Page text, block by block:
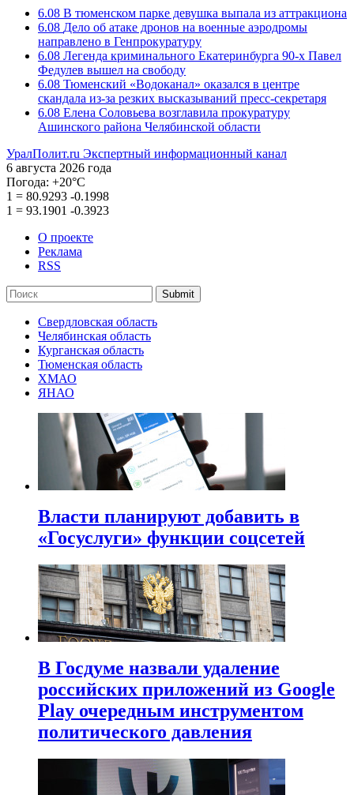
6.08 В тюменском парке девушка выпала из аттракциона
6.08 Дело об атаке дронов на военные аэродромы
направлено в Генпрокуратуру
6.08 Легенда криминального Екатеринбурга 90-х Павел
Федулев вышел на свободу
6.08 Тюменский «Водоканал» оказался в центре
скандала из-за резких высказываний пресс-секретаря
6.08 Елена Соловьева возглавила прокуратуру
Ашинского района Челябинской области
УралПолит.ru Экспертный информационный канал
6 августа 2026 года
Погода: +20°С
1 = 80.9293 -0.1998
1 = 93.1901 -0.3923
О проекте
Реклама
RSS
Submit
Свердловская область
Челябинская область
Курганская область
Тюменская область
ХМАО
ЯНАО
Власти планируют добавить в
«Госуслуги» функции соцсетей
В Госдуме назвали удаление
российских приложений из Google
Play очередным инструментом
политического давления